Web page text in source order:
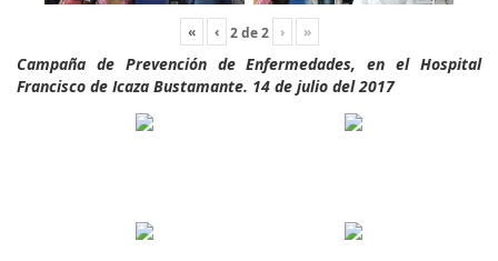
« ‹ 2de2 › »
Campaña de Prevención de Enfermedades, en el Hospital
Francisco de Icaza Bustamante. 14 de julio del 2017